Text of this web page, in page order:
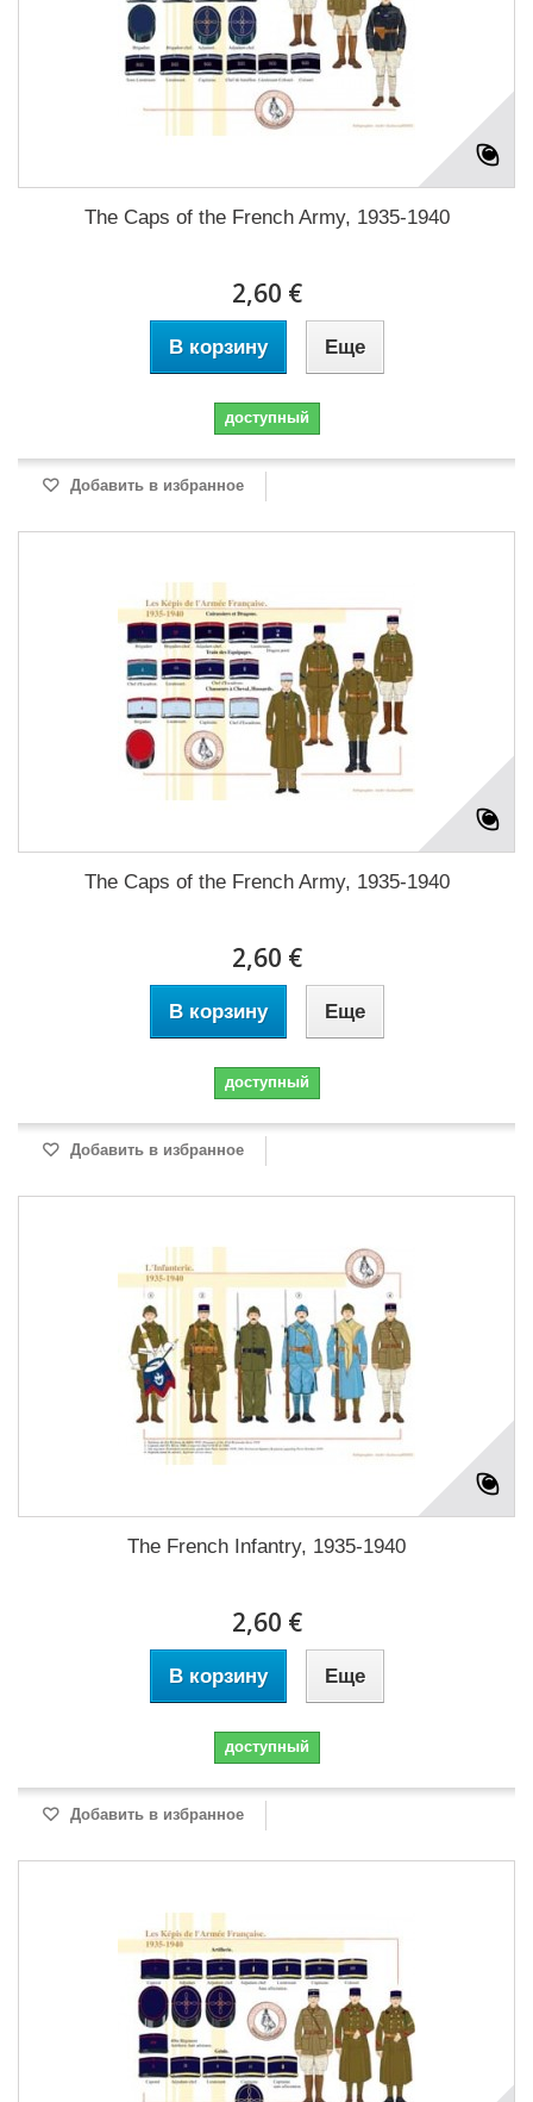
The Caps of the French Army, 1935-1940
2,60 €
В корзину Еще
доступный
Добавить в избранное
The Caps of the French Army, 1935-1940
2,60 €
В корзину Еще
доступный
Добавить в избранное
The French Infantry, 1935-1940
2,60 €
В корзину Еще
доступный
Добавить в избранное